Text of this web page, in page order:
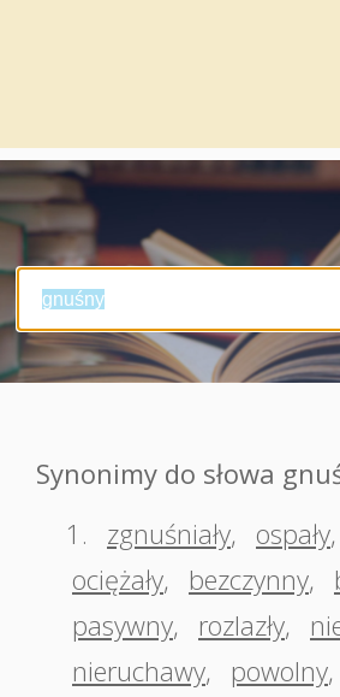
Synonimy do słowa
1.
zgnuśniały, ospały,
ociężały, bezczynny,
pasywny, rozlazły,
nieruchawy, powolny,